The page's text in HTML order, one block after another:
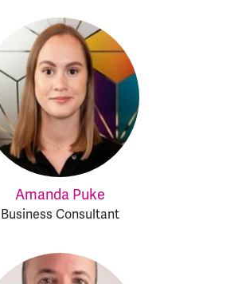
Amanda Puke
Business Consultant